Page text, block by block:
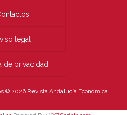
legal
de privacidad
© 2026 Revista Andalucía Económica